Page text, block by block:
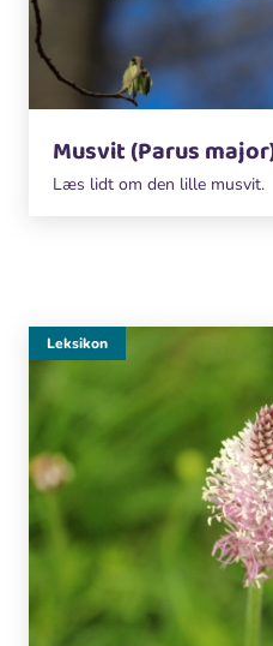
Musvit (Parus
Læs lidt om den lille musvit.
Leksikon